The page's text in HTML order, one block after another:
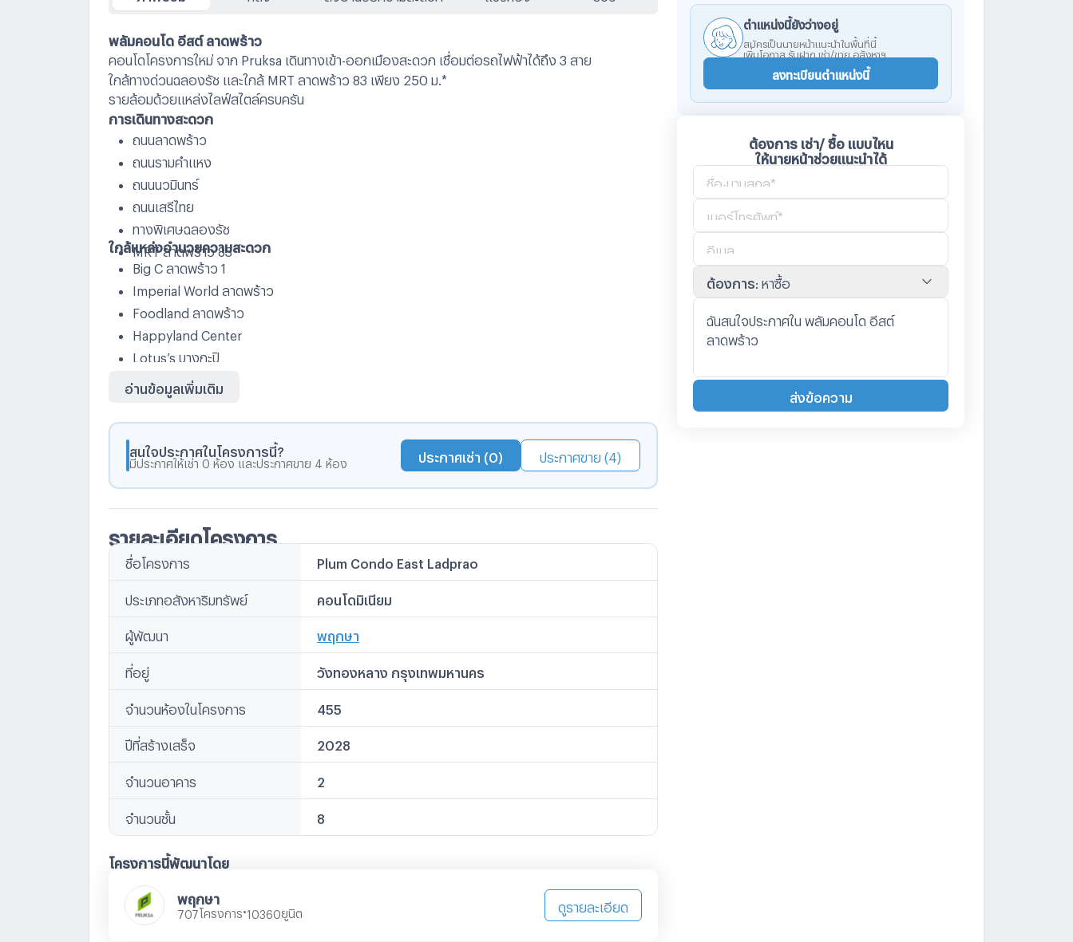
พลัมคอนโด อีสต์ ลาดพร้าว
คอนโดโครงการใหม่ จาก Pruksa เดินทางเข้า-ออกเมืองสะดวก เชื่อมต่อรถไฟฟ้าได้ถึง 3 สาย
ใกล้ทางด่วนฉลองรัช และใกล้ MRT ลาดพร้าว 83 เพียง 250 ม.*
รายล้อมด้วยแหล่งไลฟ์สไตล์ครบครัน
การเดินทางสะดวก
ถนนลาดพร้าว
ถนนรามคำแหง
ถนนนวมินทร์
ถนนเสรีไทย
ทางพิเศษฉลองรัช
MRT ลาดพร้าว 83
ใกล้แหล่งอำนวยความสะดวก
Big C ลาดพร้าว 1
Imperial World ลาดพร้าว
Foodland ลาดพร้าว
Happyland Center
Lotus’s บางกะปิ
Makro ลาดพร้าว
The Mall บางกะปิ
HomePro เอกมัย-รามอินทรา
Lotus’s รามอินทรา
Central Eastville
Crystal Design Center
The Crystal เอกมัย-รามอินทรา
รร.อุดมศึกษา
รร.อนุบาลนานาชาติเพรพ
รร.นานาชาติสิงคโปร์กรุงเทพฯ (SISB วิทยาเขตประชาอุทิศ)
รพ.ลาดพร้าว
รพ.รามคำแหง
รพ.เปาโล โชคชัย 4
อ่านข้อมูลเพิ่มเติม
สนใจประกาศในโครงการนี้?
มีประกาศให้เช่า 0 ห้อง และประกาศขาย 4 ห้อง
ประกาศเช่า (0) ประกาศขาย (4)
รายละเอียดโครงการ
ชื่อโครงการ Plum Condo East Ladprao
ประเภทอสังหาริมทรัพย์ คอนโดมิเนียม
ผู้พัฒนา พฤกษา
ที่อยู่ วังทองหลาง กรุงเทพมหานคร
จำนวนห้องในโครงการ 455
ปีที่สร้างเสร็จ 2028
จำนวนอาคาร 2
จำนวนชั้น 8
โครงการนี้พัฒนาโดย
พฤกษา
707โครงการ 10360ยูนิต
ดูรายละเอียด
ตำแหน่งนี้ยังว่างอยู่
สมัครเป็นนายหน้าแนะนำในพื้นที่นี้
เพิ่มโอกาส รับฝาก เช่า/ขาย อสังหาฯ
ลงทะเบียนตำแหน่งนี้
ต้องการ เช่า/ ซื้อ แบบไหน
ให้นายหน้าช่วยแนะนำได้
ต้องการ: หาซื้อ
ส่งข้อความ